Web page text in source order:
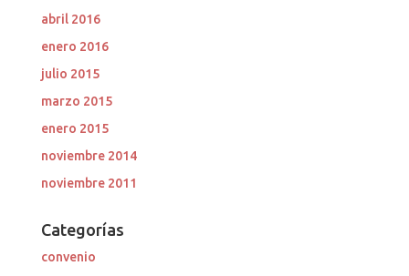
abril 2016
enero 2016
julio 2015
marzo 2015
enero 2015
noviembre 2014
noviembre 2011
Categorías
convenio